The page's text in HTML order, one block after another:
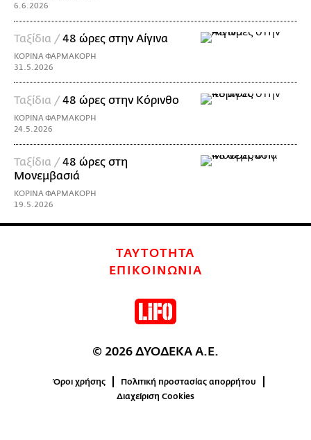
6.6.2026
Ταξίδια /48 ώρες στην Αίγινα
ΚΟΡΙΝΑ ΦΑΡΜΑΚΟΡΗ
31.5.2026
Ταξίδια /48 ώρες στην Κόρινθο
ΚΟΡΙΝΑ ΦΑΡΜΑΚΟΡΗ
24.5.2026
Ταξίδια /48 ώρες στη
Μονεμβασιά
ΚΟΡΙΝΑ ΦΑΡΜΑΚΟΡΗ
19.5.2026
ΤΑΥΤΟΤΗΤΑ
ΕΠΙΚΟΙΝΩΝΙΑ
© 2026 ΔΥΟΔΕΚΑ Α.Ε.
Όροι χρήσης
Πολιτική προστασίας απορρήτου
Διαχείριση Cookies